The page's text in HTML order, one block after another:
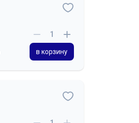
в корзину